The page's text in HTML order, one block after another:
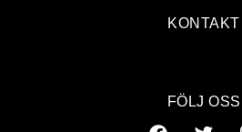
KONTAKT
FÖLJ OSS